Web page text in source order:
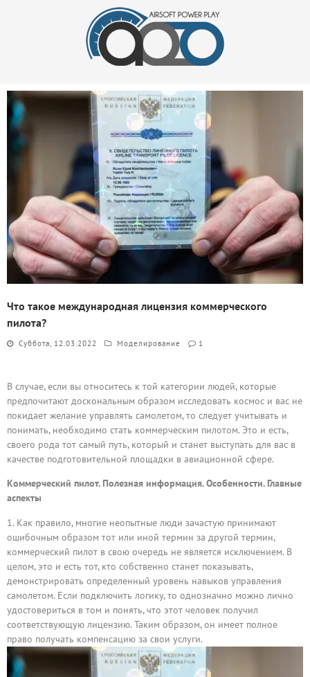
Что такое международная лицензия коммерческого
пилота?
Суббота, 12.03.2022 Моделирование 1
В случае, если вы относитесь к той категории людей, которые
предпочитают доскональным образом исследовать космос и вас не
покидает желание управлять самолетом, то следует учитывать и
понимать, необходимо стать коммерческим пилотом. Это и есть,
своего рода тот самый путь, который и станет выступать для вас в
качестве подготовительной площадки в авиационной сфере.
Коммерческий пилот. Полезная информация. Особенности. Главные
аспекты
Как правило, многие неопытные люди зачастую принимают
ошибочным образом тот или иной термин за другой термин,
коммерческий пилот в свою очередь не является исключением. В
целом, это и есть тот, кто собственно станет показывать,
демонстрировать определенный уровень навыков управления
самолетом. Если подключить логику, то однозначно можно лично
удостовериться в том и понять, что этот человек получил
соответствующую лицензию. Таким образом, он имеет полное
право получать компенсацию за свои услуги.